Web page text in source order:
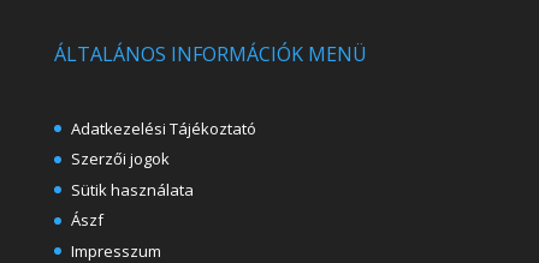
ÁLTALÁNOS INFORMÁCIÓK MENÜ
Adatkezelési Tájékoztató
Szerzői jogok
Sütik használata
Ászf
Impresszum